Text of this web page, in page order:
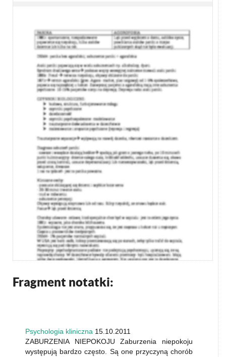
Fragment notatki:
Psychologia kliniczna 15.10.2011
ZABURZENIA NIEPOKOJU Zaburzenia niepokoju
występują bardzo często. Są one przyczyną chorób